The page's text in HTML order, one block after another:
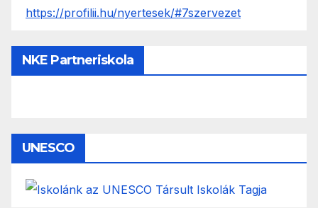
https://profilii.hu/nyertesek/#7szervezet
NKE Partneriskola
UNESCO